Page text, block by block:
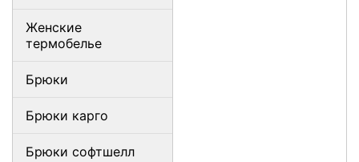
Женские
термобелье
Брюки
Брюки карго
Брюки софтшелл